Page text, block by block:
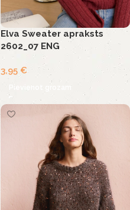
Elva Sweater apraksts
2602_07 ENG
3,95 €
Pievienot grozam